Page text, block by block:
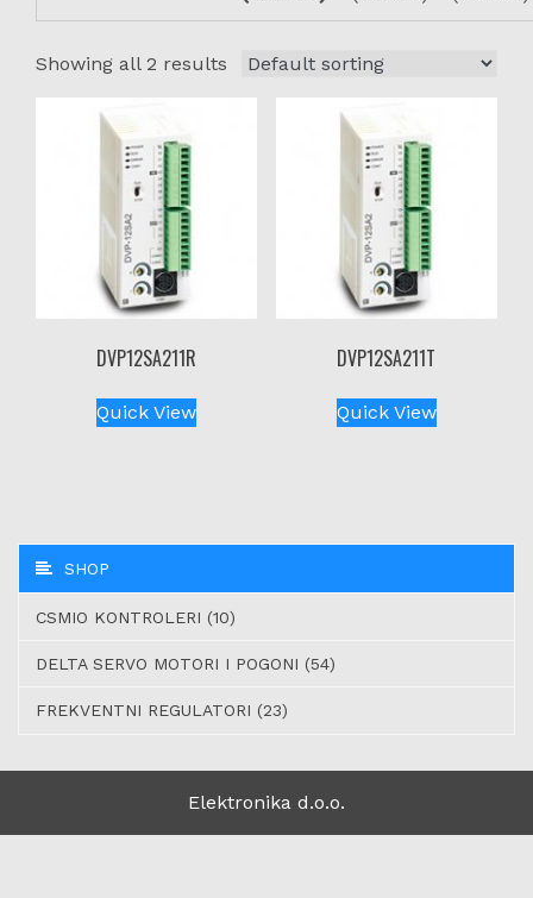
Showing all 2 results
DVP12SA211R
Quick View
DVP12SA211T
Quick View
SHOP
CSMIO KONTROLERI (10)
DELTA SERVO MOTORI I POGONI (54)
FREKVENTNI REGULATORI (23)
Elektronika d.o.o.